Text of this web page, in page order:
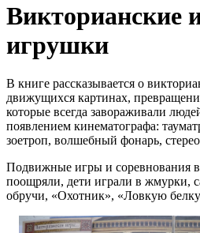
Викторианские
игрушки
В книге рассказывается о
движущихся картинах,
которые всегда завораживали
появлением кинематографа:
зоетроп, волшебный фонарь,
Подвижные игры и соревнования
поощряли, дети играли в жмурки,
обручи, «Охотник», «Ловкую